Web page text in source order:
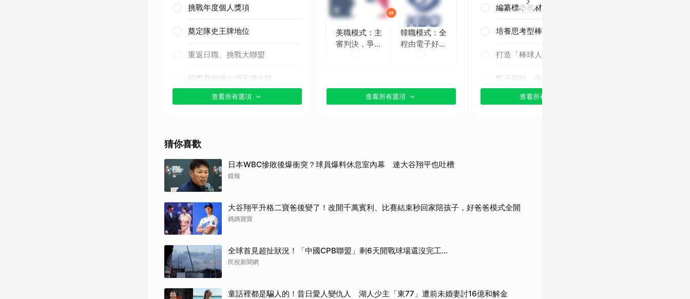
挑戰年度個人獎項
奠定隊史王牌地位
重返日職、挑戰大聯盟
國際賽擔綱台灣王牌主投
其他（歡迎貼文分享）
查看所有選項
美職模式：主
審判決，爭議
韓職模式：全
程由電子好球
查看所有選項
編纂標準教材與導入運科防護
培養思考型棒球人才
打造「棒球人之家」
暫不期待，保持觀望
查看所有選項
猜你喜歡
日本WBC慘敗後爆衝突？球員爆料休息室內幕 連大谷翔平也吐槽
鏡報
大谷翔平升格二寶爸後變了！改開千萬賓利、比賽結束秒回家陪孩子，好爸爸模式全開
媽媽寶寶
全球首見超扯狀況！「中國CPB聯盟」剩6天開戰球場還沒完工...
民視新聞網
童話裡都是騙人的！昔日愛人變仇人 湖人少主「東77」遭前未婚妻討16億和解金